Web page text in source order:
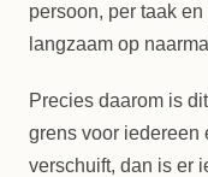
persoon, per taak
langzaam op
Precies daarom is
grens voor iedereen
verschuift, dan is er